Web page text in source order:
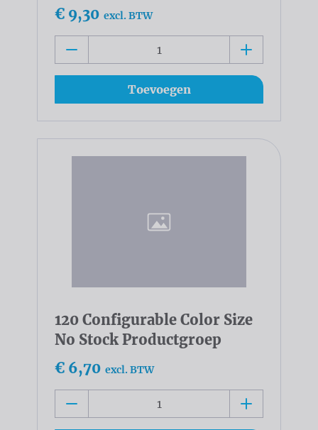
€ 9,30 excl. BTW
Toevoegen
120 Configurable Color Size
No Stock Productgroep
€ 6,70 excl. BTW